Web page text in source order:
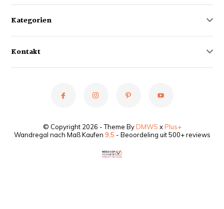
Kategorien
Kontakt
© Copyright 2026 - Theme ByDMWS xPlus+
Wandregal nach Maß Kaufen 9,5 - Beoordeling uit 500+ reviews